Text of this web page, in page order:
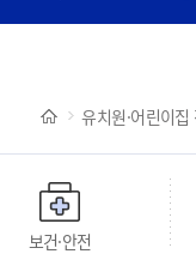
유치원·어린이집
보건·안전